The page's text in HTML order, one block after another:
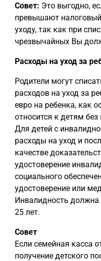
Совет: Это выгодно,
превышают
уходу, так как при
чрезвычайных Вы
Расходы на уход за
Родители могут
расходов на уход за
евро на ребенка, как
относится к детям
Для детей с
расходы на уход и
качестве
удостоверение
социального
удостоверение или
Инвалидность должна
25 лет.
Совет
Если семейная касса
получение детского